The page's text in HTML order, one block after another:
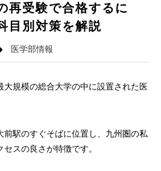
再受験で合格するに
目別対策を解説
医学部情報
大規模の総合大学の中に設置された医
前駅のすぐそばに位置し、九州圏の私
スの良さが特徴です。